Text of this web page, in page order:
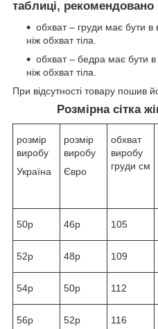
таблиці, рекомендовано
обхват – груди має бути
ніж обхват тіла.
обхват – бедра має бути
ніж обхват тіла.
При відсутності товару пошив
Розмірна сітка
розмір
виробу
Україна
розмір
виробу
Євро
обхват
виробу
груди см
50р 46р 105
52р 48р 109
54р 50р 112
56р 52р 116